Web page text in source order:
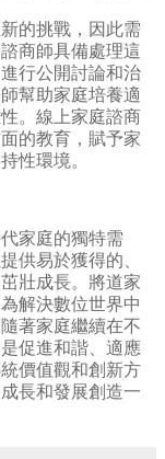
的挑戰，因此需
商師具備處理這
行公開討論和治
幫助家庭培養適
。線上家庭諮商
的教育，賦予家
性環境。
家庭的獨特需
供易於獲得的、
壯成長。將道家
解決數位世界中
著家庭繼續在不
促進和諧、適應
價值觀和創新方
長和發展創造一